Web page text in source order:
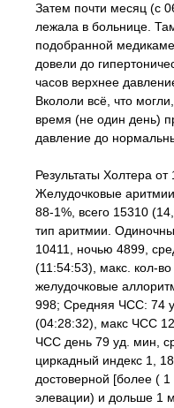
Затем почти месяц (с
лежала в больнице.
подобранной
довели до
часов верхнее
Вкололи всё, что
время (не один день)
давление до
Результаты Холтера
Желудочковые
88-1%, всего 15310
тип аритмии.
10411, ночью 4899,
(11:54:53), макс. кол-
желудочковые
998; Средняя ЧСС: 74
(04:28:32), макс ЧСС
ЧСС день 79 уд. мин,
циркадный индекс 1,
достоверной [более (
элевации) и дольше 1